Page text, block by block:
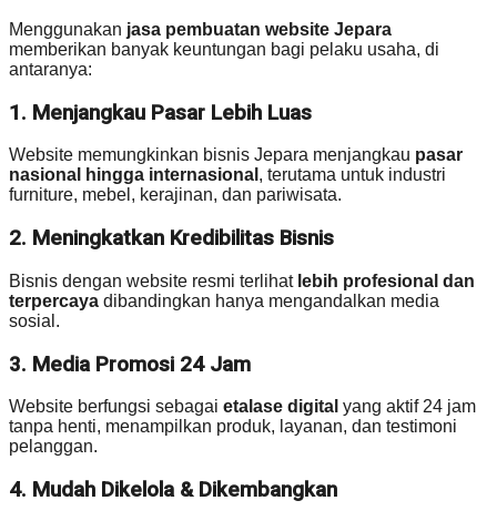
Menggunakan jasa pembuatan website Jepara
memberikan banyak keuntungan bagi pelaku usaha, di
antaranya:
1. Menjangkau Pasar Lebih Luas
Website memungkinkan bisnis Jepara menjangkau pasar
nasional hingga internasional , terutama untuk industri
furniture, mebel, kerajinan, dan pariwisata.
2. Meningkatkan Kredibilitas Bisnis
Bisnis dengan website resmi terlihat lebih profesional dan
terpercaya dibandingkan hanya mengandalkan media
sosial.
3. Media Promosi 24 Jam
Website berfungsi sebagai etalase digital yang aktif 24 jam
tanpa henti, menampilkan produk, layanan, dan testimoni
pelanggan.
4. Mudah Dikelola & Dikembangkan